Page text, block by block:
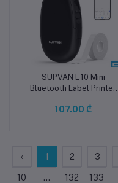
კალათაში დამატება
SUPVAN E10 Mini
Bluetooth Label Printer
107.00 ₾
‹ 1 2 3
10 ... 132 133